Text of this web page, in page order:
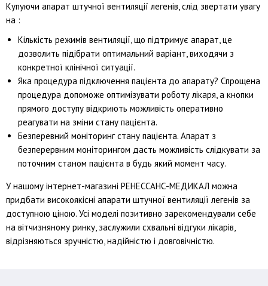
Купуючи апарат штучної вентиляції легенів, слід звертати увагу
на :
Кількість режимів вентиляції, що підтримує апарат, це
дозволить підібрати оптимальний варіант, виходячи з
конкретної клінічної ситуації.
Яка процедура підключення пацієнта до апарату? Спрощена
процедура допоможе оптимізувати роботу лікаря, а кнопки
прямого доступу відкриють можливість оперативно
реагувати на зміни стану пацієнта.
Безперевний моніторинг стану пацієнта. Апарат з
безперервним моніторингом дасть можливість слідкувати за
поточним станом пацієнта в будь який момент часу.
У нашому інтернет-магазині РЕНЕССАНС-МЕДИКАЛ можна
придбати високоякісні апарати штучної вентиляції легенів за
доступною ціною. Усі моделі позитивно зарекомендували себе
на вітчизняному ринку, заслужили схвальні відгуки лікарів,
відрізняються зручністю, надійністю і довговічністю.